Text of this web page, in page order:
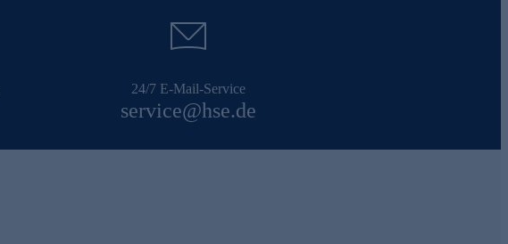
24/7 E-Mail-Service
service@hse.de